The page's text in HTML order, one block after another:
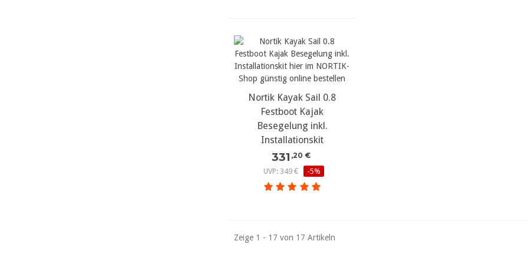
mehr Details...
Nortik Kayak Sail 0.8
Festboot Kajak
Besegelung inkl.
Installationskit
331 ,20 €
UVP: 349 €
-5%
Zeige 1 - 17 von 17 Artikeln